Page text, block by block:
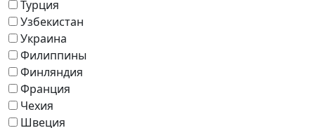
Турция
Узбекистан
Украина
Филиппины
Финляндия
Франция
Чехия
Швеция